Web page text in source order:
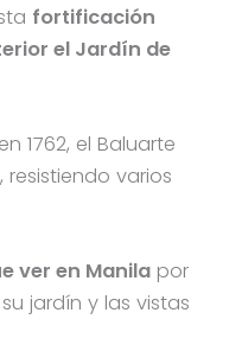
fortificación
el Jardín de
1762, el Baluarte
varios
ver en Manilapor
jardín y las vistas